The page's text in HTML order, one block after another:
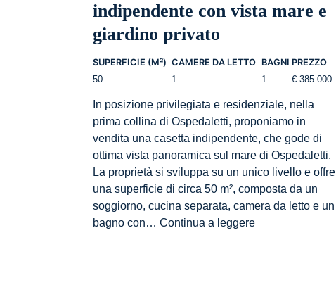
indipendente con vista mare e
giardino privato
SUPERFICIE (M²) CAMERE DA LETTO BAGNI PREZZO
50
1 1 € 385.000
In posizione privilegiata e residenziale, nella
prima collina di Ospedaletti, proponiamo in
vendita una casetta indipendente, che gode di
ottima vista panoramica sul mare di Ospedaletti.
La proprietà si sviluppa su un unico livello e offre
una superficie di circa 50 m², composta da un
soggiorno, cucina separata, camera da letto e un
bagno con… Continua a leggereAG-